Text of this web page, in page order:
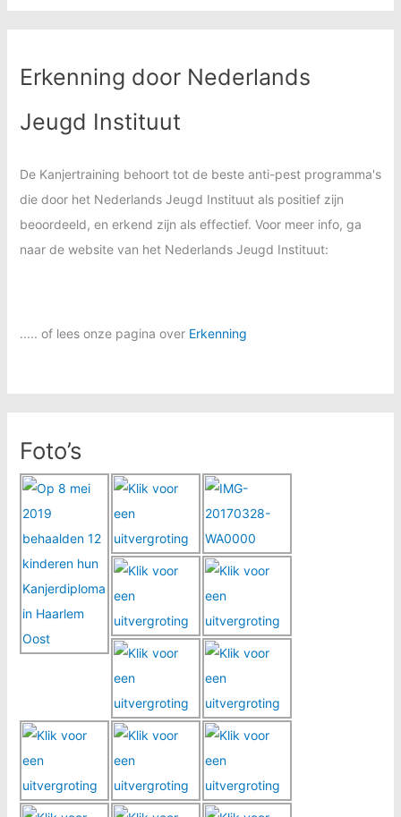
Erkenning door Nederlands
Jeugd Instituut
De Kanjertraining behoort tot de beste anti-pest programma's
die door het Nederlands Jeugd Instituut als positief zijn
beoordeeld, en erkend zijn als effectief. Voor meer info, ga
naar de website van het Nederlands Jeugd Instituut:
..... of lees onze pagina over Erkenning
Foto’s